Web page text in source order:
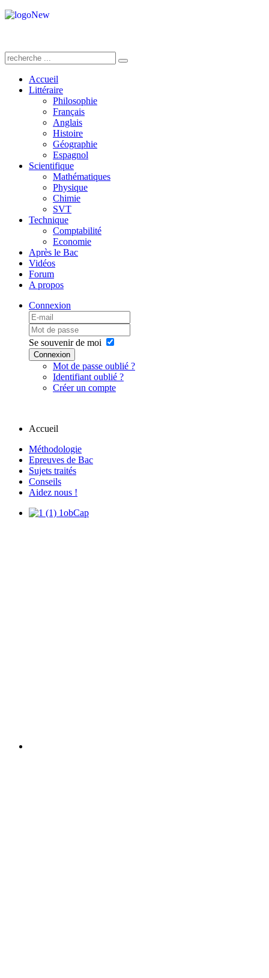
Accueil
Littéraire
Philosophie
Français
Anglais
Histoire
Géographie
Espagnol
Scientifique
Mathématiques
Physique
Chimie
SVT
Technique
Comptabilité
Economie
Après le Bac
Vidéos
Forum
A propos
Connexion
Se souvenir de moi
Connexion
Mot de passe oublié ?
Identifiant oublié ?
Créer un compte
Accueil
Méthodologie
Epreuves de Bac
Sujets traités
Conseils
Aidez nous !